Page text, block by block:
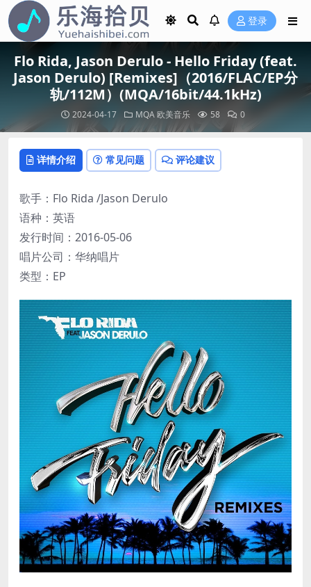
登录
Flo Rida, Jason Derulo - Hello Friday (feat.
Jason Derulo) [Remixes]（2016/FLAC/EP分
轨/112M）(MQA/16bit/44.1kHz)
2024-04-17 MQA 欧美音乐 58 0
详情介绍 常见问题 评论建议
歌手：Flo Rida /Jason Derulo
语种：英语
发行时间：2016-05-06
唱片公司：华纳唱片
类型：EP